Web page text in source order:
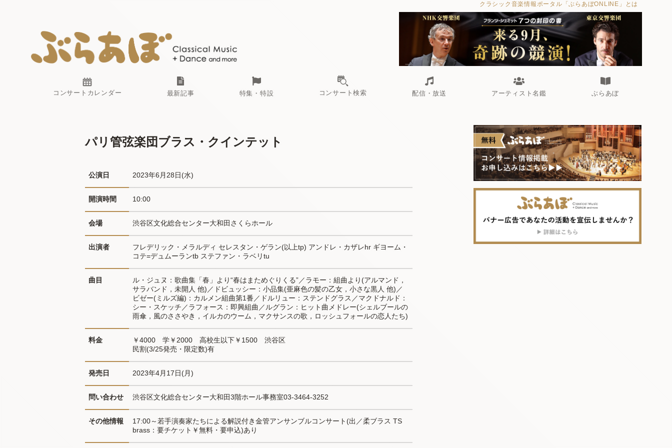
クラシック音楽情報ポータル「ぶらあぼONLINE」とは
コンサートカレンダー 最新記事 特集・特設 コンサート検索 配信・放送 アーティスト名鑑 ぶらあぼ
パリ管弦楽団ブラス・クインテット
公演日 2023年6月28日(水)
開演時間 10:00
会場 渋谷区文化総合センター大和田さくらホール
出演者
フレデリック・メラルディ セレスタン・ゲラン(以上tp) アンドレ・カザレhr ギヨーム・
コテ=デュムーランtb ステファン・ラベリtu
曲目
ル・ジュヌ：歌曲集「春」より“春はまためぐりくる”／ラモー：組曲より(アルマンド，
サラバンド，未開人 他)／ドビュッシー：小品集(亜麻色の髪の乙女，小さな黒人 他)／
ビゼー(ミルズ編)：カルメン組曲第1番／ドルリュー：ステンドグラス／マクドナルド：
シー・スケッチ／ラフォース：即興組曲／ルグラン：ヒット曲メドレー(シェルブールの
雨傘，風のささやき，イルカのウーム，マクサンスの歌，ロッシュフォールの恋人たち)
料金
￥4000　学￥2000　高校生以下￥1500　渋谷区
民割(3/25発売・限定数)有
発売日 2023年4月17日(月)
問い合わせ 渋谷区文化総合センター大和田3階ホール事務室03-3464-3252
その他情報
17:00～若手演奏家たちによる解説付き金管アンサンブルコンサート(出／柔ブラス TS
brass：要チケット￥無料・要申込)あり